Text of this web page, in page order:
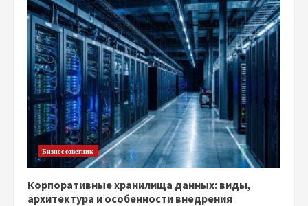
Бизнес советник
Корпоративные хранилища данных: виды,
архитектура и особенности внедрения